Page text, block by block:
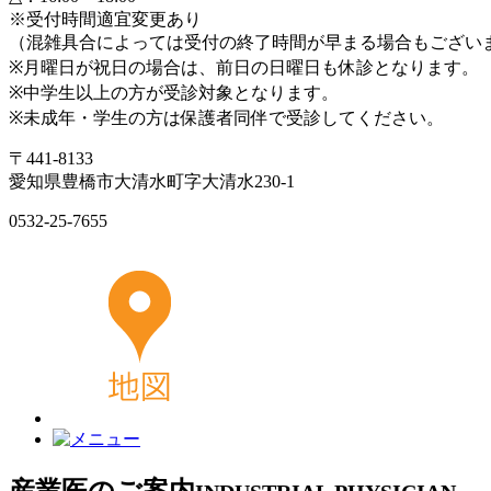
※受付時間適宜変更あり
（混雑具合によっては受付の終了時間が早まる場合もござい
※月曜日が祝日の場合は、前日の日曜日も休診となります。
※中学生以上の方が受診対象となります。
※未成年・学生の方は保護者同伴で受診してください。
〒441-8133
愛知県豊橋市大清水町字大清水230-1
0532-25-7655